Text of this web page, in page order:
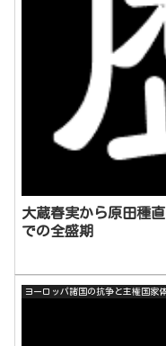
大蔵春実から原田種
での全盛期
ヨーロッパ諸国の抗争と主権国家